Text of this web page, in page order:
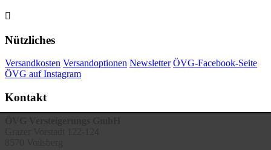

Nützliches
Versandkosten Versandoptionen Newsletter ÖVG-Facebook-Seite
ÖVG auf Instagram
Kontakt